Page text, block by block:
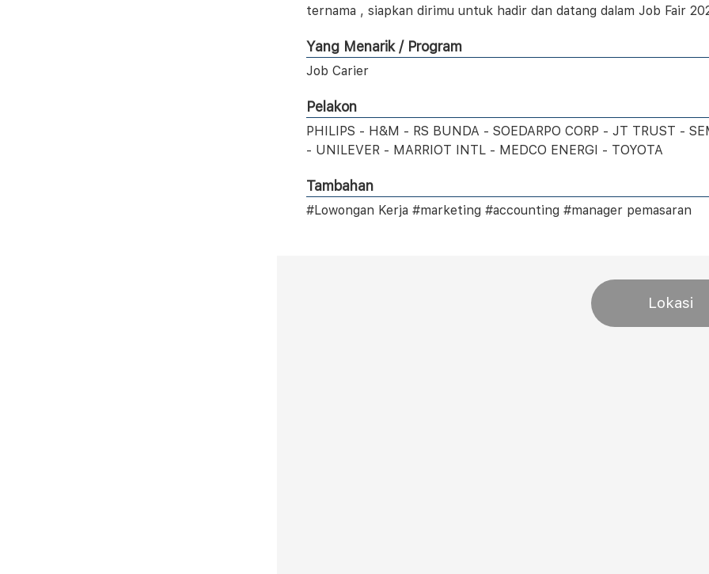
ternama , siapkan dirimu untuk hadir dan datang dalam Job Fair
Yang Menarik / Program
Job Carier
Pelakon
PHILIPS - H&M - RS BUNDA - SOEDARPO CORP - JT TRUST -
- UNILEVER - MARRIOT INTL - MEDCO ENERGI - TOYOTA
Tambahan
#Lowongan Kerja #marketing #accounting #manager pemasaran
Lokasi